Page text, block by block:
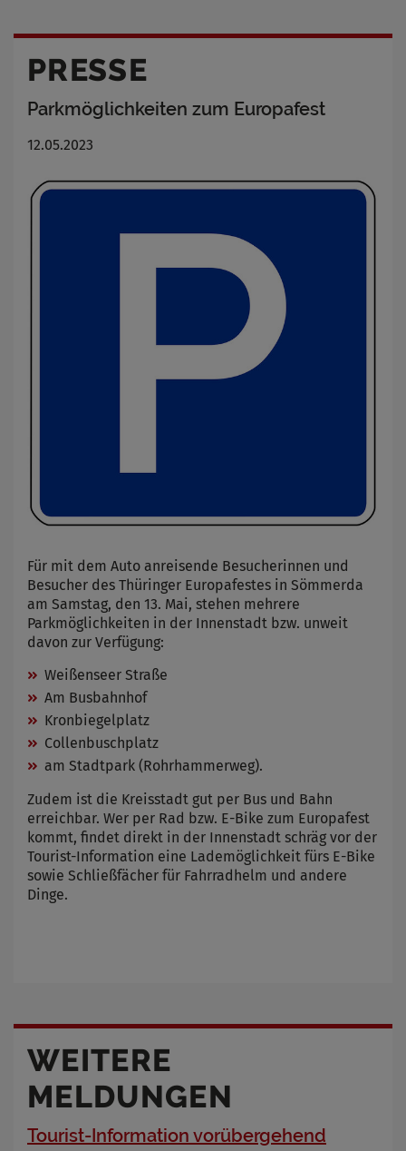
PRESSE
Parkmöglichkeiten zum Europafest
12.05.2023
Für mit dem Auto anreisende Besucherinnen und
Besucher des Thüringer Europafestes in Sömmerda
am Samstag, den 13. Mai, stehen mehrere
Parkmöglichkeiten in der Innenstadt bzw. unweit
davon zur Verfügung:
Weißenseer Straße
Am Busbahnhof
Kronbiegelplatz
Collenbuschplatz
am Stadtpark (Rohrhammerweg).
Zudem ist die Kreisstadt gut per Bus und Bahn
erreichbar. Wer per Rad bzw. E-Bike zum Europafest
kommt, findet direkt in der Innenstadt schräg vor der
Tourist-Information eine Lademöglichkeit fürs E-Bike
sowie Schließfächer für Fahrradhelm und andere
Dinge.
WEITERE
MELDUNGEN
Tourist-Information vorübergehend